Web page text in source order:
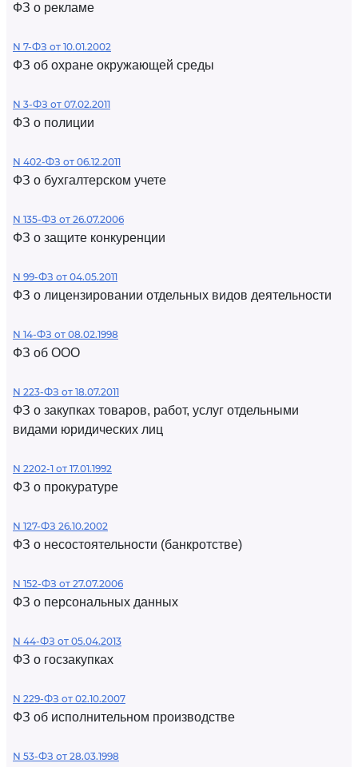
ФЗ о рекламе
N 7-ФЗ от 10.01.2002
ФЗ об охране окружающей среды
N 3-ФЗ от 07.02.2011
ФЗ о полиции
N 402-ФЗ от 06.12.2011
ФЗ о бухгалтерском учете
N 135-ФЗ от 26.07.2006
ФЗ о защите конкуренции
N 99-ФЗ от 04.05.2011
ФЗ о лицензировании отдельных видов деятельности
N 14-ФЗ от 08.02.1998
ФЗ об ООО
N 223-ФЗ от 18.07.2011
ФЗ о закупках товаров, работ, услуг отдельными
видами юридических лиц
N 2202-1 от 17.01.1992
ФЗ о прокуратуре
N 127-ФЗ 26.10.2002
ФЗ о несостоятельности (банкротстве)
N 152-ФЗ от 27.07.2006
ФЗ о персональных данных
N 44-ФЗ от 05.04.2013
ФЗ о госзакупках
N 229-ФЗ от 02.10.2007
ФЗ об исполнительном производстве
N 53-ФЗ от 28.03.1998